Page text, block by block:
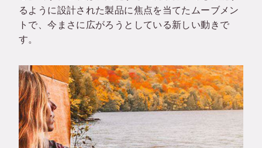
るように設計された製品に焦点を当てたムーブメン
トで、今まさに広がろうとしている新しい動きで
す。